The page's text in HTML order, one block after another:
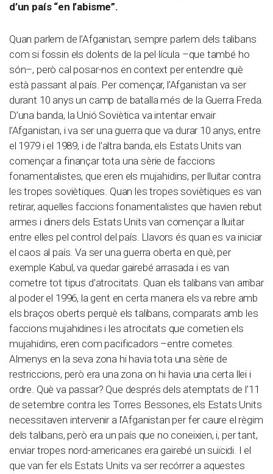
d’un país “en l’abisme”.
Quan parlem de l’Afganistan, sempre parlem dels talibans
com si fossin els dolents de la pel·lícula –que també ho
són–, però cal posar-nos en context per entendre què
està passant al país. Per començar, l’Afganistan va ser
durant 10 anys un camp de batalla més de la Guerra Freda.
D’una banda, la Unió Soviètica va intentar envair
l’Afganistan, i va ser una guerra que va durar 10 anys, entre
el 1979 i el 1989, i de l’altra banda, els Estats Units van
començar a finançar tota una sèrie de faccions
fonamentalistes, que eren els mujahidins, per lluitar contra
les tropes soviètiques. Quan les tropes soviètiques es van
retirar, aquelles faccions fonamentalistes que havien rebut
armes i diners dels Estats Units van començar a lluitar
entre elles pel control del país. Llavors és quan es va iniciar
el caos al país. Va ser una guerra oberta en què, per
exemple Kabul, va quedar gairebé arrasada i es van
cometre tot tipus d’atrocitats. Quan els talibans van arribar
al poder el 1996, la gent en certa manera els va rebre amb
els braços oberts perquè els talibans, comparats amb les
faccions mujahidines i les atrocitats que cometien els
mujahidins, eren com pacificadors –entre cometes.
Almenys en la seva zona hi havia tota una sèrie de
restriccions, però era una zona on hi havia una certa llei i
ordre. Què va passar? Que després dels atemptats de l’11
de setembre contra les Torres Bessones, els Estats Units
necessitaven intervenir a l’Afganistan per fer caure el règim
dels talibans, però era un país que no coneixien, i, per tant,
enviar tropes nord-americanes era gairebé un suïcidi. I el
que van fer els Estats Units va ser recórrer a aquestes